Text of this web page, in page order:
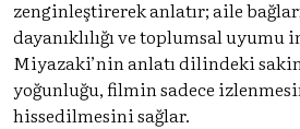
zenginleştirerek anlatır; aile
dayanıklılığı ve toplumsal uyumu
Miyazaki’nin anlatı dilindeki
yoğunluğu, filmin sadece
hissedilmesini sağlar.